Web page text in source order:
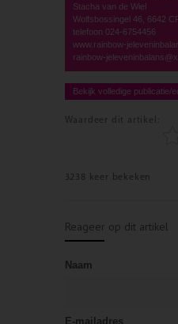
Stacha van de Wiel
Wolfsbossingel 46, 6642
telefoon 024-6754456
www.rainbow-
rainbow-
Bekijk volledige publicatie/
Waardeer dit artikel:
3238 keer bekeken
Reageer op dit artikel
Naam
E-mailadres